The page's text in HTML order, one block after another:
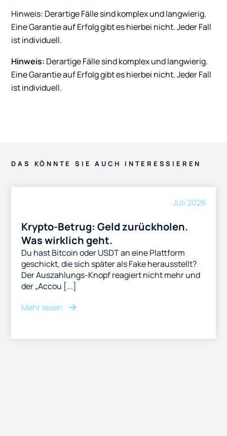
Hinweis: Derartige Fälle sind komplex und langwierig.
Eine Garantie auf Erfolg gibt es hierbei nicht. Jeder Fall
ist individuell.
Hinweis: Derartige Fälle sind komplex und langwierig.
Eine Garantie auf Erfolg gibt es hierbei nicht. Jeder Fall
ist individuell.
DAS KÖNNTE SIE AUCH INTERESSIEREN
Juli 2026
Krypto-Betrug: Geld zurückholen.
Was wirklich geht.
Du hast Bitcoin oder USDT an eine Plattform
geschickt, die sich später als Fake herausstellt?
Der Auszahlungs-Knopf reagiert nicht mehr und
der „Accou [...]
Mehr lesen